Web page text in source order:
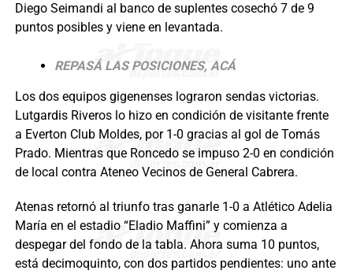
Diego Seimandi al banco de suplentes cosechó 7 de 9
puntos posibles y viene en levantada.
REPASÁ LAS POSICIONES, ACÁ
Los dos equipos gigenenses lograron sendas victorias.
Lutgardis Riveros lo hizo en condición de visitante frente
a Everton Club Moldes, por 1-0 gracias al gol de Tomás
Prado. Mientras que Roncedo se impuso 2-0 en condición
de local contra Ateneo Vecinos de General Cabrera.
Atenas retornó al triunfo tras ganarle 1-0 a Atlético Adelia
María en el estadio “Eladio Maffini” y comienza a
despegar del fondo de la tabla. Ahora suma 10 puntos,
está decimoquinto, con dos partidos pendientes: uno ante